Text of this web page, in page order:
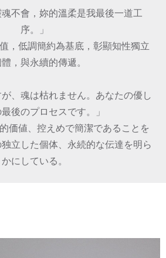
魂不會，妳的溫柔是我最後一道工
序。」
，低調簡約為基底，彰顯知性獨立
，與永續的傳遞。
が、魂は枯れません。あなたの優し
後のプロセスです。」
価値、控えめで簡潔であることを
立した個体、永続的な伝達を明ら
かにしている。